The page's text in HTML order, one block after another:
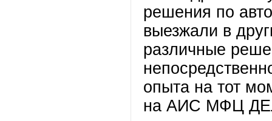
решения по
выезжали в
различные
опыта на тот
на АИС МФЦ